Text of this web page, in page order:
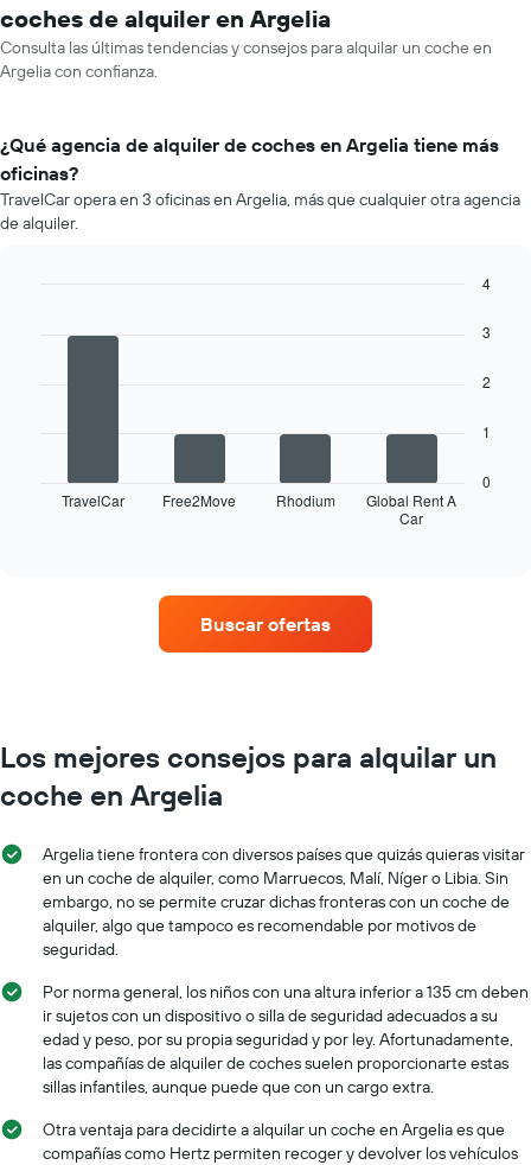
coches de alquiler en Argelia
Consulta las últimas tendencias y consejos para alquilar un coche en
Argelia con confianza.
¿Qué agencia de alquiler de coches en Argelia tiene más
oficinas?
TravelCar opera en 3 oficinas en Argelia, más que cualquier otra agencia
de alquiler.
gráfico
muestra
gráfico
tiene
muestra
compañías
de
de
coches
El
gráfico
tiene
eje
TravelCar Free2Move Rhodium
Global Rent A
Car
0
1
2
3
4
Buscar ofertas
Los mejores consejos para alquilar un
coche en Argelia
Argelia tiene frontera con diversos países que quizás quieras visitar
en un coche de alquiler, como Marruecos, Malí, Níger o Libia. Sin
embargo, no se permite cruzar dichas fronteras con un coche de
alquiler, algo que tampoco es recomendable por motivos de
seguridad.
Por norma general, los niños con una altura inferior a 135 cm deben
ir sujetos con un dispositivo o silla de seguridad adecuados a su
edad y peso, por su propia seguridad y por ley. Afortunadamente,
las compañías de alquiler de coches suelen proporcionarte estas
sillas infantiles, aunque puede que con un cargo extra.
Otra ventaja para decidirte a alquilar un coche en Argelia es que
compañías como Hertz permiten recoger y devolver los vehículos